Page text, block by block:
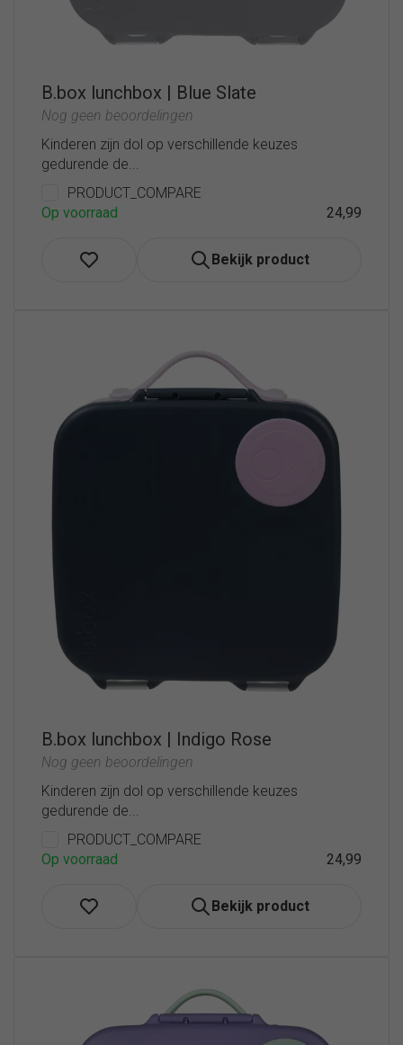
B.box lunchbox | Blue Slate
Nog geen beoordelingen
Kinderen zijn dol op verschillende keuzes
gedurende de...
PRODUCT_COMPARE
Op voorraad
24,99
Bekijk product
B.box lunchbox | Indigo Rose
Nog geen beoordelingen
Kinderen zijn dol op verschillende keuzes
gedurende de...
PRODUCT_COMPARE
Op voorraad
24,99
Bekijk product